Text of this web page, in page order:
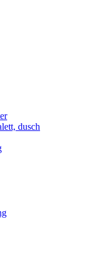
dusch